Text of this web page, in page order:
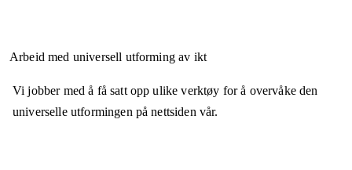
Arbeid med universell utforming av ikt
Vi jobber med å få satt opp ulike verktøy for å overvåke den
universelle utformingen på nettsiden vår.